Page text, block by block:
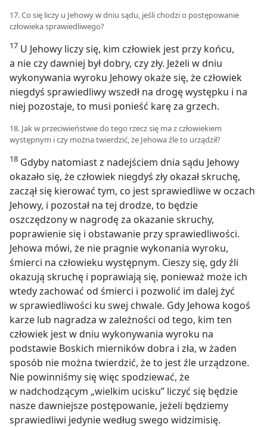
17. Co się liczy u Jehowy w dniu sądu, jeśli chodzi o postępowanie
człowieka sprawiedliwego?
17 U Jehowy liczy się, kim człowiek jest przy końcu,
a nie czy dawniej był dobry, czy zły. Jeżeli w dniu
wykonywania wyroku Jehowy okaże się, że człowiek
niegdyś sprawiedliwy wszedł na drogę występku i na
niej pozostaje, to musi ponieść karę za grzech.
18. Jak w przeciwieństwie do tego rzecz się ma z człowiekiem
występnym i czy można twierdzić, że Jehowa źle to urządził?
18 Gdyby natomiast z nadejściem dnia sądu Jehowy
okazało się, że człowiek niegdyś zły okazał skruchę,
zaczął się kierować tym, co jest sprawiedliwe w oczach
Jehowy, i pozostał na tej drodze, to będzie
oszczędzony w nagrodę za okazanie skruchy,
poprawienie się i obstawanie przy sprawiedliwości.
Jehowa mówi, że nie pragnie wykonania wyroku,
śmierci na człowieku występnym. Cieszy się, gdy źli
okazują skruchę i poprawiają się, ponieważ może ich
wtedy zachować od śmierci i pozwolić im dalej żyć
w sprawiedliwości ku swej chwale. Gdy Jehowa kogoś
karze lub nagradza w zależności od tego, kim ten
człowiek jest w dniu wykonywania wyroku na
podstawie Boskich mierników dobra i zła, w żaden
sposób nie można twierdzić, że to jest źle urządzone.
Nie powinniśmy się więc spodziewać, że
w nadchodzącym „wielkim ucisku” liczyć się będzie
nasze dawniejsze postępowanie, jeżeli będziemy
sprawiedliwi jedynie według swego widzimisię.